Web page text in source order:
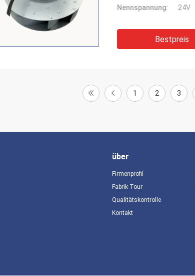
Nennspannung:
24V
Bestpreis
1 2 3
über
Firmenprofil
Fabrik Tour
Qualitätskontrolle
Kontakt